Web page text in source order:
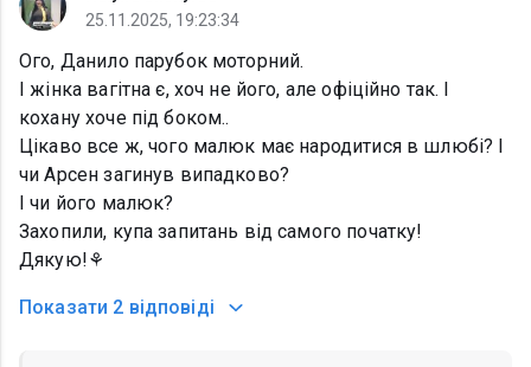
25.11.2025, 19:23:34
Ого, Данило парубок моторний.
І жінка вагітна є, хоч не його, але офіційно так. І
кохану хоче під боком..
Цікаво все ж, чого малюк має народитися в шлюбі? І
чи Арсен загинув випадково?
І чи його малюк?
Захопили, купа запитань від самого початку!
Дякую!⚘️
Показати 2 відповіді